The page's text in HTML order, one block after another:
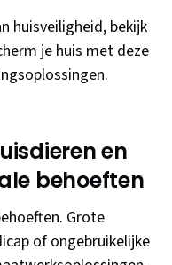
huisveiligheid, bekijk
je huis met deze
en
behoeften
Grote
of ongebruikelijke